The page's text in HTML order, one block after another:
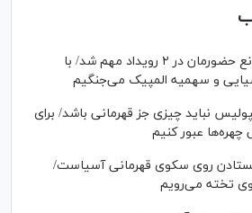
گل‌خندان: جنگ، مانع حضورمان در ۲ رویداد مهم شد/ با
و سهمیه المپیک می‌جنگیم
نباید چیزی جز قهرمانی باشد/ برای
چهره‌ها عبور کنیم
روی سکوی قهرمانی آسیاست/
روی تخته می‌رویم